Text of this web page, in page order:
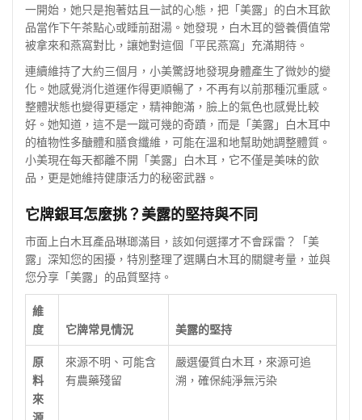
一開始，她只是抱著姑且一試的心態，把「美露」的白木耳飲
品當作下午茶點心或睡前甜湯。她發現，白木耳的營養價值常
被拿來和燕窩對比，讓她對這個「平民燕窩」充滿期待。
連續維持了大約三個月，小美驚訝地發現身體產生了微妙的變
化。她感覺消化道運作得更順暢了，不再有以前那種沉重感。
整體狀態也變得更穩定，精神飽滿，臉上的氣色也感覺比較
好。她知道，這不是一蹴可幾的奇蹟，而是「美露」白木耳中
的植物性多醣體和膳食纖維，可能在溫和地幫助她調整體質。
小美現在每天都離不開「美露」白木耳，它不僅是美味的飲
品，更是她維持健康活力的秘密武器。
它牌銀耳怎麼挑？美露的堅持與不同
市面上白木耳產品琳瑯滿目，該如何選擇才不會踩雷？「美
露」深知您的困擾，特別整理了選購白木耳的關鍵考量，並與
您分享「美露」的品質堅持。
維
度
它牌常見情況 美露的堅持
原
料
來
來源不明、可能含
有農藥殘留
嚴選優質白木耳，來源可追
溯，確保純淨無污染